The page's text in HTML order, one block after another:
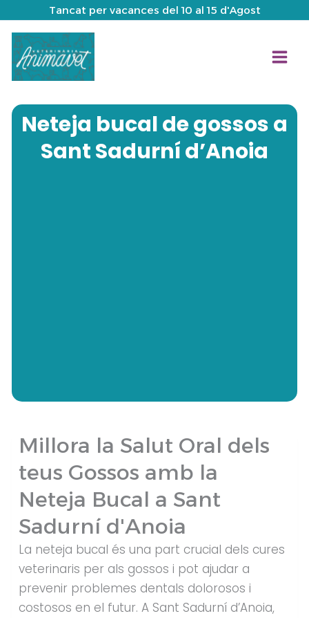
contenido
Tancat per vacances del 10 al 15 d'Agost
Neteja bucal de gossos a
Sant Sadurní d’Anoia
Millora la Salut Oral dels
teus Gossos amb la
Neteja Bucal a Sant
Sadurní d'Anoia
La neteja bucal és una part crucial dels cures
veterinaris per als gossos i pot ajudar a
prevenir problemes dentals dolorosos i
costosos en el futur. A Sant Sadurní d’Anoia,